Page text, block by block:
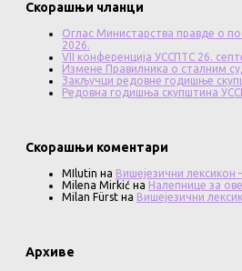
Скорашњи чланци
Оглас Министарства правде о
2026.
VII конференција УССПТС 26.
Измене Правилника о сталним
Закључци редовне годишње
Редовна годишња скупштина
Скорашњи коментари
MIlutin на Вишејезични лексикон
Milena Mirkić на Налепнице за
Milan Fürst на Вишејезични
Архиве